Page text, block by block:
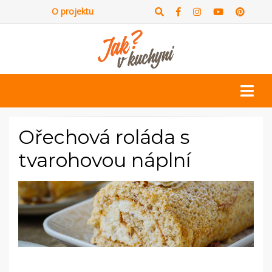
O projektu
Ořechová roláda s
tvarohovou náplní